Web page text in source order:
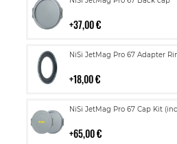
37,00 €
NiSi JetMag Pro 67 Adapter
18,00 €
Lisää
NiSi JetMag Pro 67 Cap Kit
65,00 €
Lisää